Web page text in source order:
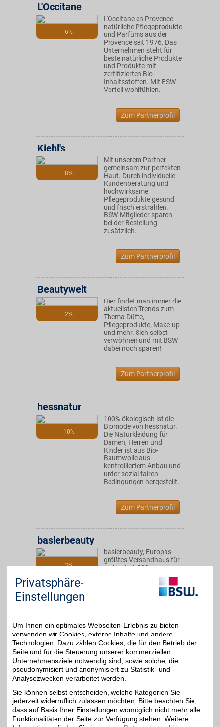
6%
L'Occitane
L'Occitane en Provence -
natürliche Pflegeprodukte
und Parfüms aus der
Provence seit 1976. Das
Unternehmen steht für
beste natürliche Produkte
und Produkte mit
zertifizierten Bio-
Inhaltsstoffen. Mit BSW-
Vorteil wohlfühlen.
Zum Partnerprofil
8%
Kiehl's
Mit unserem Partner
gemeinsam zur perfekten
Haut. Durch individuelle
Kundenberatung und
hochwirksame
Pflegeprodukte gesund
und frisch erstrahlen.
BSW-Mitglieder sparen
bei der Bestellung
zusätzlich.
Zum Partnerprofil
2%
Beautywelt
Hier findet man immer die
aktuellsten Trends zum
Thema Düfte,
Pflegeprodukte, Make-up
und mehr. Sich selbst
verwöhnen und mit BSW
dabei noch sparen!
Zum Partnerprofil
10%
hessnatur
100% ökologisch ist die
Biomode von hessnatur.
Die Naturkleidung für
Damen, Herren und
Kinder ist aus Bio-
Baumwolle aus
kontrolliertem Anbau und
unter sozial fairen
Bedingungen hergestellt.
Zum Partnerprofil
3%
baslerbeauty
baslerbeauty, Europas
größtes Versandhaus für
mehr als 6.500
Friseurprodukte. Über ein
Drittel sind im eigenen
Zum Partnerprofil
bis zu 6%
Yves Rocher
Pflanzenkosmetik:
Gesichtspflege, Make-up,
Düfte, Haarpflege,
Sonnencreme gibt es bei
dem französischen
Privatsphäre-
Einstellungen
Um Ihnen ein optimales Webseiten-Erlebnis zu bieten
verwenden wir Cookies, externe Inhalte und andere
Technologien. Dazu zählen Cookies, die für den Betrieb der
Seite und für die Steuerung unserer kommerziellen
Unternehmensziele notwendig sind, sowie solche, die
pseudonymisiert und anonymisiert zu Statistik- und
Analysezwecken verarbeitet werden.
Sie können selbst entscheiden, welche Kategorien Sie
jederzeit widerruflich zulassen möchten. Bitte beachten Sie,
dass auf Basis Ihrer Einstellungen womöglich nicht mehr alle
Funktionalitäten der Seite zur Verfügung stehen. Weitere